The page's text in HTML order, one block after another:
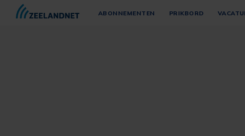
ABONNEMENTEN PRIKBORD